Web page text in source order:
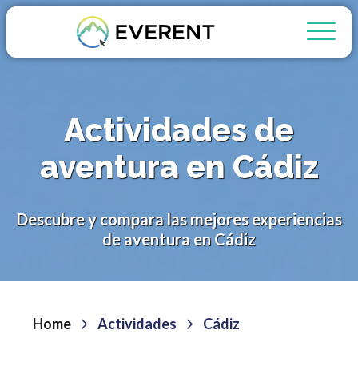
Actividades de
aventura en Cádiz
Descubre y compara las mejores experiencias
de aventura en Cádiz
Home Actividades Cádiz